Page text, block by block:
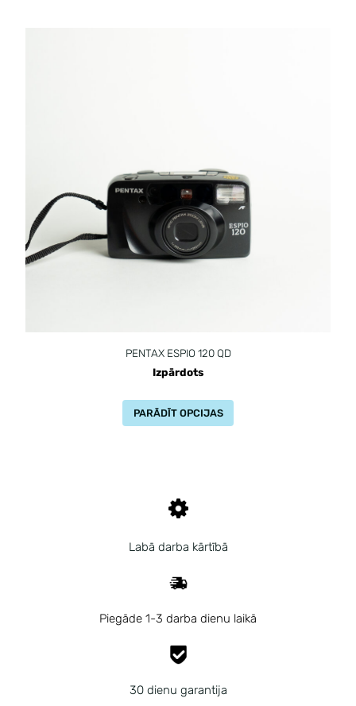
Labā darba kārtībā
Piegāde 1-3 darba dienu laikā
30 dienu garantija
PENTAX ESPIO 120 QD
Izpārdots
PARĀDĪT OPCIJAS